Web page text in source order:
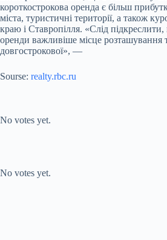
короткострокова оренда є більш
міста, туристичні території, а також
краю і Ставропілля. «Слід
оренди важливіше місце розташування
довгострокової», —
Sourse: realty.rbc.ru
No votes yet.
No votes yet.